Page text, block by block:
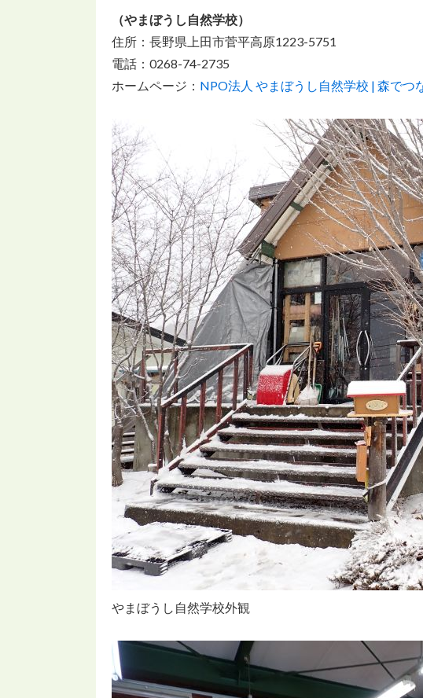
（やまぼうし自然学校）
住所：長野県上田市菅平高原1223-5751
電話：0268-74-2735
ホームページ： NPO法人 やまぼうし自然学校 | 森でつ
やまぼうし自然学校外観